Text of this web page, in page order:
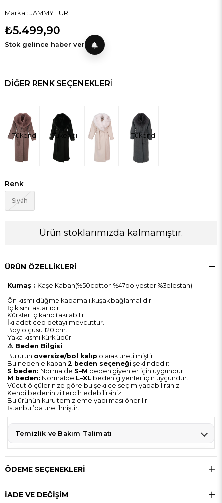
Marka : JAMMY FUR
₺5.499,90
Stok gelince haber ver
DIĞER RENK SEÇENEKLERI
Tükendi Tükendi Tükendi
Renk
Siyah
Ürün stoklarımızda kalmamıştır.
ÜRÜN ÖZELLIKLERI
Kumaş : Kaşe Kaban(%50cotton %47polyester %3elestan)
Ön kısmı düğme kapamalı,kuşak bağlamalıdır.
İç kısmı astarlıdır.
Kürkleri çıkarıp takılabilir.
İki adet cep detayı mevcuttur.
Boy ölçüsü 120 cm.
Yaka kısmı kürklüdür.
⚠️ Beden Bilgisi
Bu ürün oversize/bol kalıp olarak üretilmiştir.
Bu nedenle kaban 2 beden seçeneği şeklindedir:
S beden: Normalde S–M beden giyenler için uygundur.
M beden: Normalde L–XL beden giyenler için uygundur.
Vücut ölçülerinize göre bu şekilde seçim yapabilirsiniz.
Kendi bedeninizi tercih edebilirsiniz.
Bu ürünün kuru temizleme yapılması önerilir.
İstanbul’da üretilmiştir.
Temizlik ve Bakım Talimatı
ÖDEME SEÇENEKLERI
İADE VE DEĞİŞİM